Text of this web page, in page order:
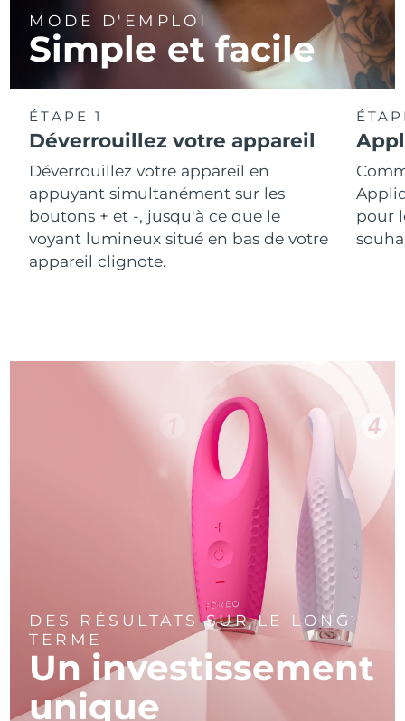
MODE D'EMPLOI
Simple et facile
ÉTAPE 1
Déverrouillez votre appareil
Déverrouillez votre appareil en
appuyant simultanément sur les
boutons + et -, jusqu'à ce que le
voyant lumineux situé en bas de votre
appareil clignote.
pour
DES RÉSULTATS SUR LE LONG
TERME
Un investissement
unique